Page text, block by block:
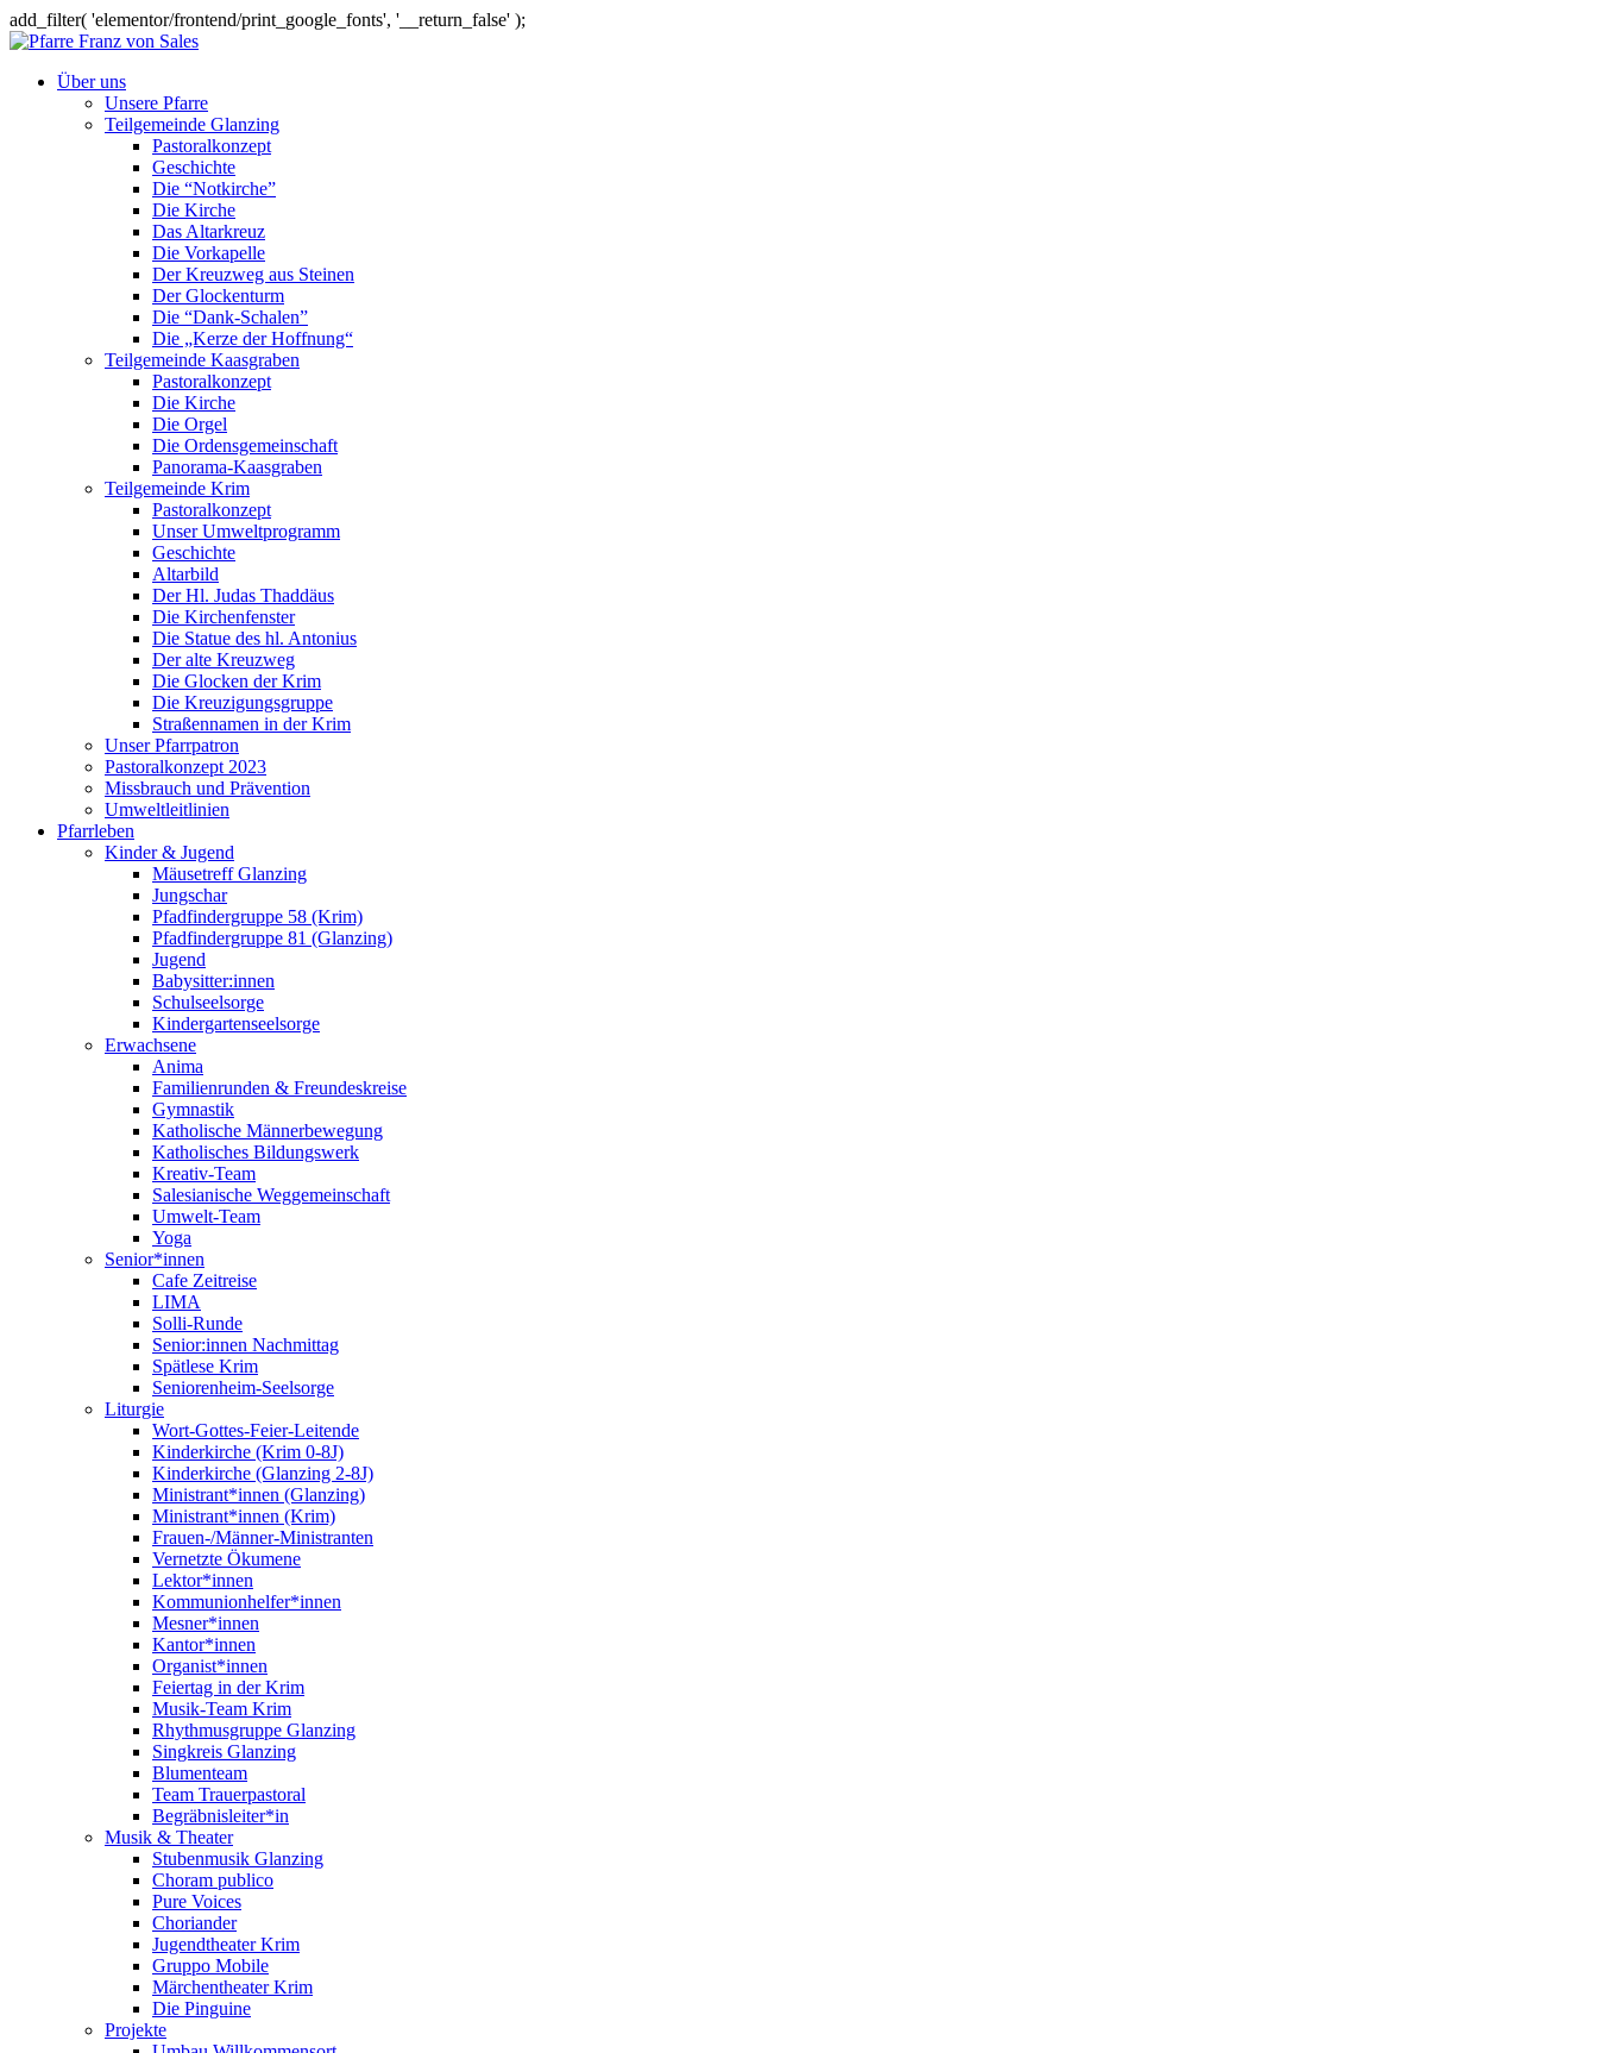
add_filter( 'elementor/frontend/print_google_fonts', '__return_false' );
Über uns
Unsere Pfarre
Teilgemeinde Glanzing
Pastoralkonzept
Geschichte
Die “Notkirche”
Die Kirche
Das Altarkreuz
Die Vorkapelle
Der Kreuzweg aus Steinen
Der Glockenturm
Die “Dank-Schalen”
Die „Kerze der Hoffnung“
Teilgemeinde Kaasgraben
Pastoralkonzept
Die Kirche
Die Orgel
Die Ordensgemeinschaft
Panorama-Kaasgraben
Teilgemeinde Krim
Pastoralkonzept
Unser Umweltprogramm
Geschichte
Altarbild
Der Hl. Judas Thaddäus
Die Kirchenfenster
Die Statue des hl. Antonius
Der alte Kreuzweg
Die Glocken der Krim
Die Kreuzigungsgruppe
Straßennamen in der Krim
Unser Pfarrpatron
Pastoralkonzept 2023
Missbrauch und Prävention
Umweltleitlinien
Pfarrleben
Kinder & Jugend
Mäusetreff Glanzing
Jungschar
Pfadfindergruppe 58 (Krim)
Pfadfindergruppe 81 (Glanzing)
Jugend
Babysitter:innen
Schulseelsorge
Kindergartenseelsorge
Erwachsene
Anima
Familienrunden & Freundeskreise
Gymnastik
Katholische Männerbewegung
Katholisches Bildungswerk
Kreativ-Team
Salesianische Weggemeinschaft
Umwelt-Team
Yoga
Senior*innen
Cafe Zeitreise
LIMA
Solli-Runde
Senior:innen Nachmittag
Spätlese Krim
Seniorenheim-Seelsorge
Liturgie
Wort-Gottes-Feier-Leitende
Kinderkirche (Krim 0-8J)
Kinderkirche (Glanzing 2-8J)
Ministrant*innen (Glanzing)
Ministrant*innen (Krim)
Frauen-/Männer-Ministranten
Vernetzte Ökumene
Lektor*innen
Kommunionhelfer*innen
Mesner*innen
Kantor*innen
Organist*innen
Feiertag in der Krim
Musik-Team Krim
Rhythmusgruppe Glanzing
Singkreis Glanzing
Blumenteam
Team Trauerpastoral
Begräbnisleiter*in
Musik & Theater
Stubenmusik Glanzing
Choram publico
Pure Voices
Choriander
Jugendtheater Krim
Gruppo Mobile
Märchentheater Krim
Die Pinguine
Projekte